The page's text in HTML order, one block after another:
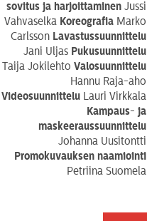
sovitus ja harjoittaminen Jussi
Vahvaselkä Koreografia Marko
Carlsson Lavastussuunnittelu
Jani Uljas Pukusuunnittelu
Taija JokilehtoValosuunnittelu
Hannu Raja-aho
Videosuunnittelu
Lauri Virkkala
Kampaus- ja
maskeeraussuunnittelu
Johanna Uusitontti
Promokuvauksen naamiointi
Petriina Suomela